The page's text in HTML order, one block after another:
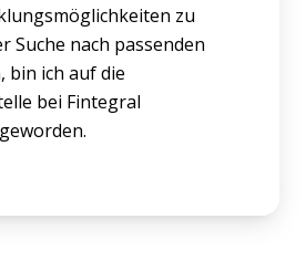
zu
Suche nach passenden
bin ich auf die
bei Fintegral